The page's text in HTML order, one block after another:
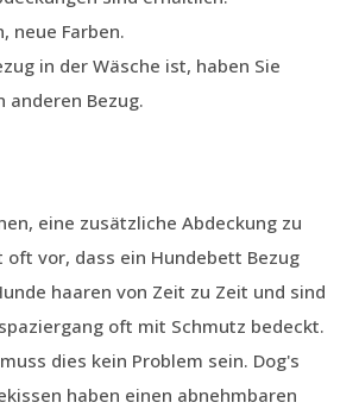
neue Farben.
in der Wäsche ist, haben Sie
anderen Bezug.
eine zusätzliche Abdeckung zu
oft vor, dass ein Hundebett Bezug
haaren von Zeit zu Zeit und sind
oft mit Schmutz bedeckt.
dies kein Problem sein. Dog's
haben einen abnehmbaren